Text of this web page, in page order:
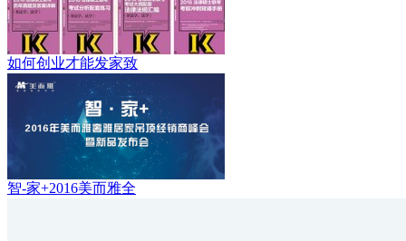
如何创业才能发家致
智-家+2016美而雅全